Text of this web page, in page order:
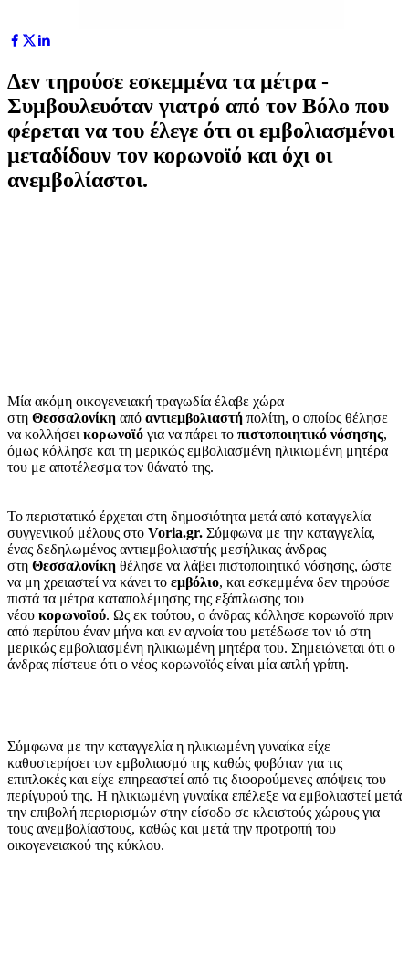
Δεν τηρούσε εσκεμμένα τα μέτρα -
Συμβουλευόταν γιατρό από τον Βόλο που
φέρεται να του έλεγε ότι οι εμβολιασμένοι
μεταδίδουν τον κορωνοϊό και όχι οι
ανεμβολίαστοι.
Μία ακόμη οικογενειακή τραγωδία έλαβε χώρα
στη Θεσσαλονίκη από αντιεμβολιαστή πολίτη, ο οποίος θέλησε
να κολλήσει κορωνοϊό για να πάρει το πιστοποιητικό νόσησης,
όμως κόλλησε και τη μερικώς εμβολιασμένη ηλικιωμένη μητέρα
του με αποτέλεσμα τον θάνατό της.
Το περιστατικό έρχεται στη δημοσιότητα μετά από καταγγελία
συγγενικού μέλους στο Voria.gr. Σύμφωνα με την καταγγελία,
ένας δεδηλωμένος αντιεμβολιαστής μεσήλικας άνδρας
στη Θεσσαλονίκη θέλησε να λάβει πιστοποιητικό νόσησης, ώστε
να μη χρειαστεί να κάνει το εμβόλιο, και εσκεμμένα δεν τηρούσε
πιστά τα μέτρα καταπολέμησης της εξάπλωσης του
νέου κορωνοϊού. Ως εκ τούτου, ο άνδρας κόλλησε κορωνοϊό πριν
από περίπου έναν μήνα και εν αγνοία του μετέδωσε τον ιό στη
μερικώς εμβολιασμένη ηλικιωμένη μητέρα του. Σημειώνεται ότι ο
άνδρας πίστευε ότι ο νέος κορωνοϊός είναι μία απλή γρίπη.
Σύμφωνα με την καταγγελία η ηλικιωμένη γυναίκα είχε
καθυστερήσει τον εμβολιασμό της καθώς φοβόταν για τις
επιπλοκές και είχε επηρεαστεί από τις διφορούμενες απόψεις του
περίγυρού της. Η ηλικιωμένη γυναίκα επέλεξε να εμβολιαστεί μετά
την επιβολή περιορισμών στην είσοδο σε κλειστούς χώρους για
τους ανεμβολίαστους, καθώς και μετά την προτροπή του
οικογενειακού της κύκλου.